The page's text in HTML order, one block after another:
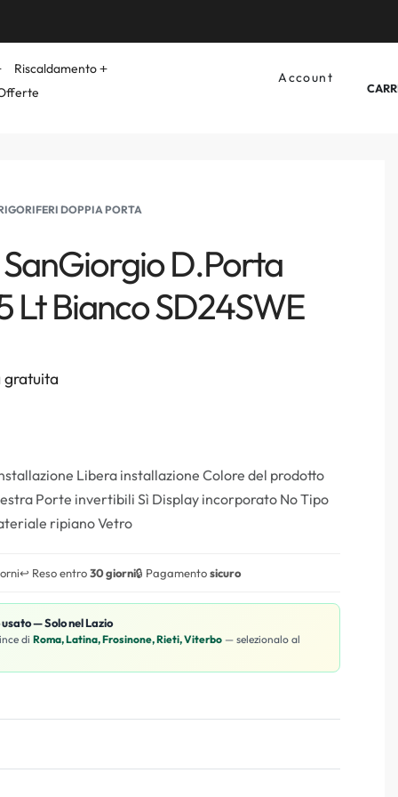
Riscaldamento
Account
DOPPIA PORTA
D.Porta
Lt Bianco SD24SWE
gratuita
Libera installazione Colore del prodotto
Porte invertibili Sì Display incorporato No Tipo
ripiano Vetro
↩️ Reso entro30 giorni🔒 Pagamentosicuro
— Solo nel Lazio
di Roma, Latina, Frosinone, Rieti, Viterbo — selezionalo al